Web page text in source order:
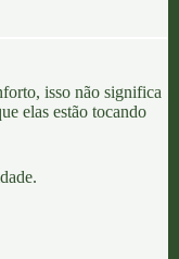
isso não significa
elas estão tocando